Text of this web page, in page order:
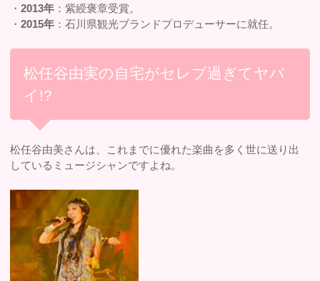
・2013年 ：紫綬褒章受賞。
・2015年 ：石川県観光ブランドプロデューサーに就任。
松任谷由実の自宅がセレブ過ぎてヤバ
イ!?
松任谷由美さんは、これまでに優れた楽曲を多く世に送り出
しているミュージシャンですよね。